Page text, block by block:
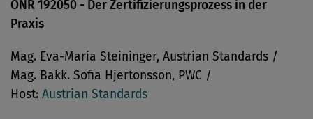
ONR 192050 - Der Zertifizierungsprozess in der
Praxis
Mag. Eva-Maria Steininger, Austrian Standards /
Mag. Bakk. Sofia Hjertonsson, PWC /
Host: Austrian Standards